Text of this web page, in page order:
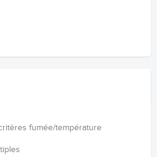
fumée/température